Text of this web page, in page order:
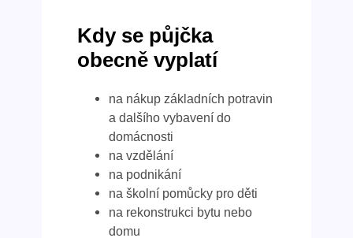
Kdy se půjčka
obecně vyplatí
na nákup základních potravin
a dalšího vybavení do
domácnosti
na vzdělání
na podnikání
na školní pomůcky pro děti
na rekonstrukci bytu nebo
domu